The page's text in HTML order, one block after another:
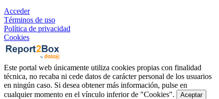
Acceder
Términos de uso
Política de privacidad
Cookies
Este portal web únicamente utiliza cookies propias con finalidad
técnica, no recaba ni cede datos de carácter personal de los usuarios
en ningún caso. Si desea obtener más información, pulse en
cualquier momento en el vínculo inferior de "Cookies".
Aceptar